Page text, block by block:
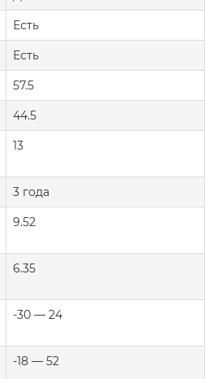
Есть
Есть
57.5
44.5
13
3 года
9.52
6.35
-30 — 24
-18 — 52